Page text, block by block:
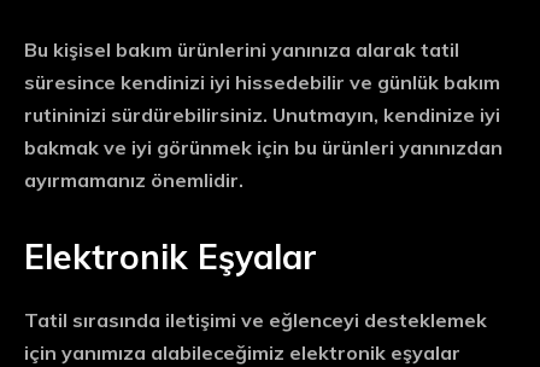
Bu kişisel bakım ürünlerini yanınıza alarak tatil
süresince kendinizi iyi hissedebilir ve günlük bakım
rutininizi sürdürebilirsiniz. Unutmayın, kendinize iyi
bakmak ve iyi görünmek için bu ürünleri yanınızdan
ayırmamanız önemlidir.
Elektronik Eşyalar
Tatil sırasında iletişimi ve eğlenceyi desteklemek
için yanımıza alabileceğimiz elektronik eşyalar